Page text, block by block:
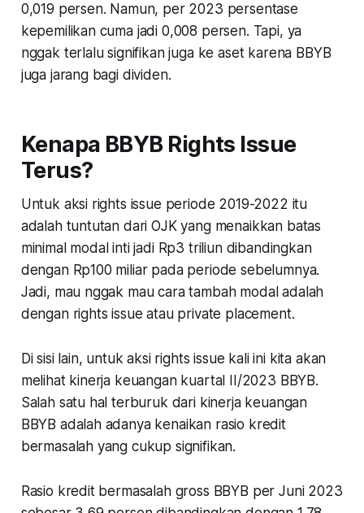
0,019 persen. Namun, per 2023 persentase
kepemilikan cuma jadi 0,008 persen. Tapi, ya
nggak terlalu signifikan juga ke aset karena BBYB
juga jarang bagi dividen.
Kenapa BBYB Rights Issue
Terus?
Untuk aksi rights issue periode 2019-2022 itu
adalah tuntutan dari OJK yang menaikkan batas
minimal modal inti jadi Rp3 triliun dibandingkan
dengan Rp100 miliar pada periode sebelumnya.
Jadi, mau nggak mau cara tambah modal adalah
dengan rights issue atau private placement.
Di sisi lain, untuk aksi rights issue kali ini kita akan
melihat kinerja keuangan kuartal II/2023 BBYB.
Salah satu hal terburuk dari kinerja keuangan
BBYB adalah adanya kenaikan rasio kredit
bermasalah yang cukup signifikan.
Rasio kredit bermasalah gross BBYB per Juni 2023